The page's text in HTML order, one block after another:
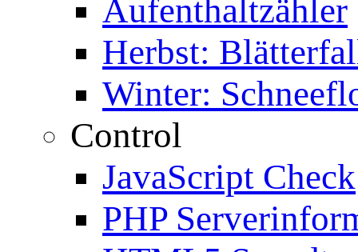
Aufenthaltzähler
Herbst:
Winter:
Control
JavaScript Check
PHP